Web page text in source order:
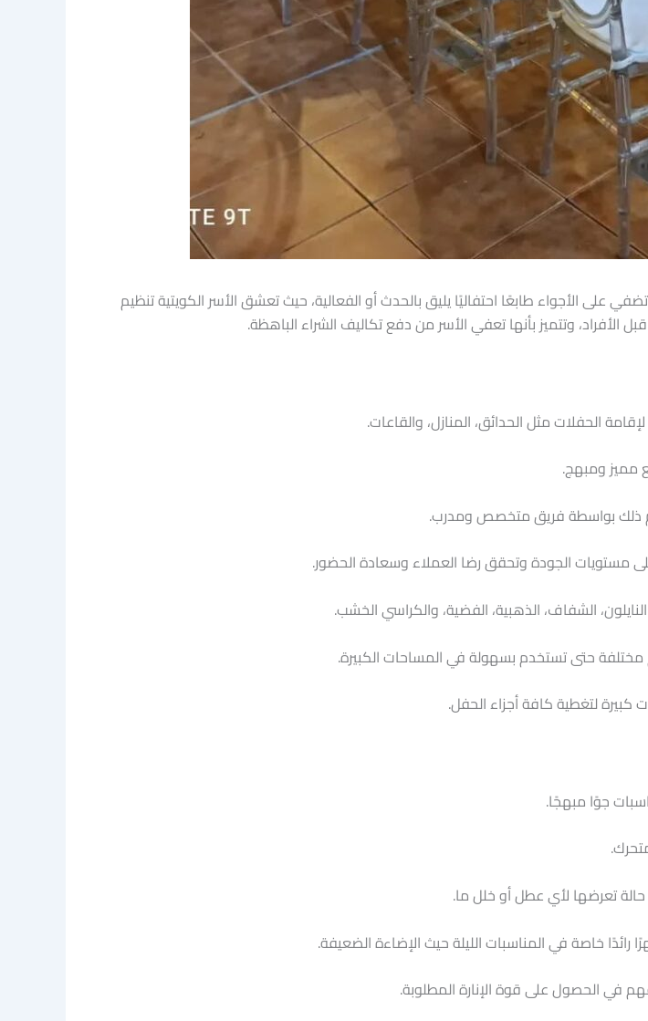
على الأجواء طابعًا احتفاليًا يليق بالحدث أو الفعالية، حيث تعشق الأسر الكويتية تنظيم
الأفراد، وتتميز بأنها تعفي الأسر من دفع تكاليف الشراء الباهظة.
الحفلات مثل الحدائق، المنازل، والقاعات.
مميز ومبهج.
ذلك بواسطة فريق متخصص ومدرب.
مستويات الجودة وتحقق رضا العملاء وسعادة الحضور.
الشفاف، الذهبية، الفضية، والكراسي الخشب.
مختلفة حتى تستخدم بسهولة في المساحات الكبيرة.
كبيرة لتغطية كافة أجزاء الحفل.
جوًا مبهجًا.
حالة تعرضها لأي عطل أو خلل ما.
خاصة في المناسبات الليلة حيث الإضاءة الضعيفة.
في الحصول على قوة الإنارة المطلوبة.